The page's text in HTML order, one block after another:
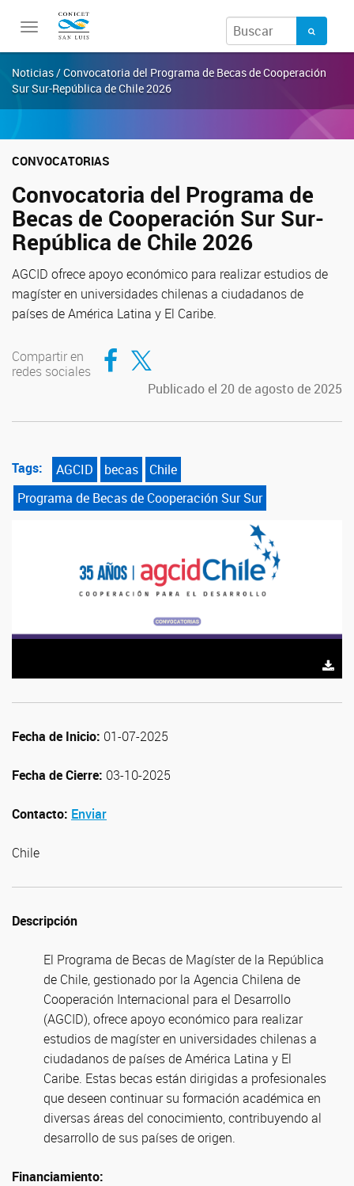
Toggle
Noticias / Convocatoria del Programa de Becas de Cooperación
Sur Sur-República de Chile 2026
CONVOCATORIAS
Convocatoria del Programa de
Becas de Cooperación Sur Sur-
República de Chile 2026
AGCID ofrece apoyo económico para realizar estudios de
magíster en universidades chilenas a ciudadanos de
países de América Latina y El Caribe.
Compartir en
redes sociales
Compartir en Facebook
Compartir en Twitter
Publicado el 20 de agosto de 2025
Tags: AGCID becas
Chile
Programa de Becas de Cooperación Sur Sur
Fecha de Inicio: 01-07-2025
Fecha de Cierre: 03-10-2025
Contacto: Enviar
Chile
Descripción
El Programa de Becas de Magíster de la República
de Chile, gestionado por la Agencia Chilena de
Cooperación Internacional para el Desarrollo
(AGCID), ofrece apoyo económico para realizar
estudios de magíster en universidades chilenas a
ciudadanos de países de América Latina y El
Caribe. Estas becas están dirigidas a profesionales
que deseen continuar su formación académica en
diversas áreas del conocimiento, contribuyendo al
desarrollo de sus países de origen.
Financiamiento: